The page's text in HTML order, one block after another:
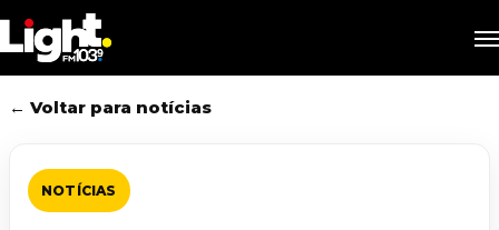
to
main
content
← Voltar para notícias
NOTÍCIAS